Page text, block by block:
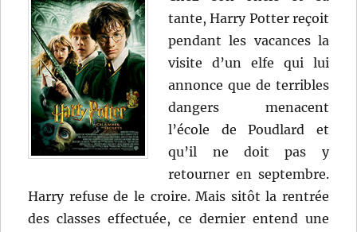
tante, Harry Potter reçoit
pendant les vacances la
visite d’un elfe qui lui
annonce que de terribles
dangers menacent
l’école de Poudlard et
qu’il ne doit pas y
retourner en septembre.
Harry refuse de le croire. Mais sitôt la rentrée
des classes effectuée, ce dernier entend une